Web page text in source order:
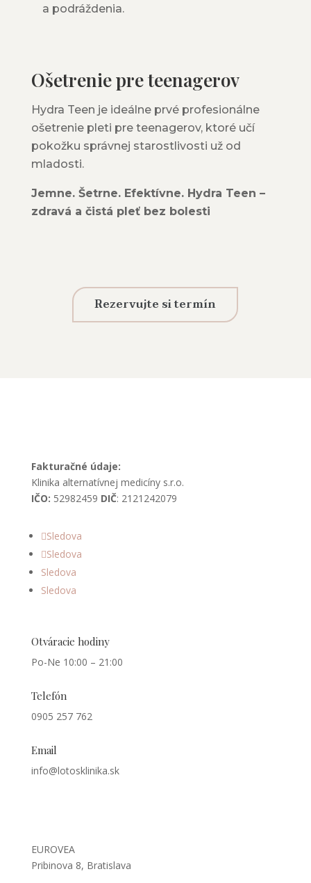
a podráždenia.
Ošetrenie pre teenagerov
Hydra Teen je ideálne prvé profesionálne
ošetrenie pleti pre teenagerov, ktoré učí
pokožku správnej starostlivosti už od
mladosti.
Jemne. Šetrne. Efektívne. Hydra Teen –
zdravá a čistá pleť bez bolesti
Rezervujte si termín
Fakturačné údaje:
Klinika alternatívnej medicíny s.r.o.
IČO: 52982459 DIČ: 2121242079
Sledova
Sledova
Sledova
Sledova
Otváracie hodiny
Po-Ne 10:00 – 21:00
Telefón
0905 257 762
Email
info@lotosklinika.sk
EUROVEA
Pribinova 8, Bratislava